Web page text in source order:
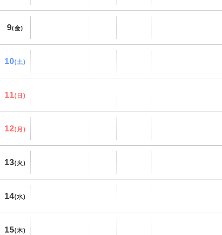
9(金)
10(土)
11(日)
12(月)
13(火)
14(水)
15(木)